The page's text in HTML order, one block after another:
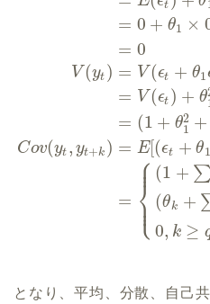
V (yt )
Cov(yt , yt+k )
=
=
=
=
=
=
=
t
0 + θ1 ×
0
V (ϵt + θ1
V (ϵt ) + θ
(1 + θ2
1 +
E[(ϵt + θ1
⎧
⎩
⎨⎪
⎪
⎪
⎪
(1 +
(θk +
0, k ≥
となり、平均、分散、自己